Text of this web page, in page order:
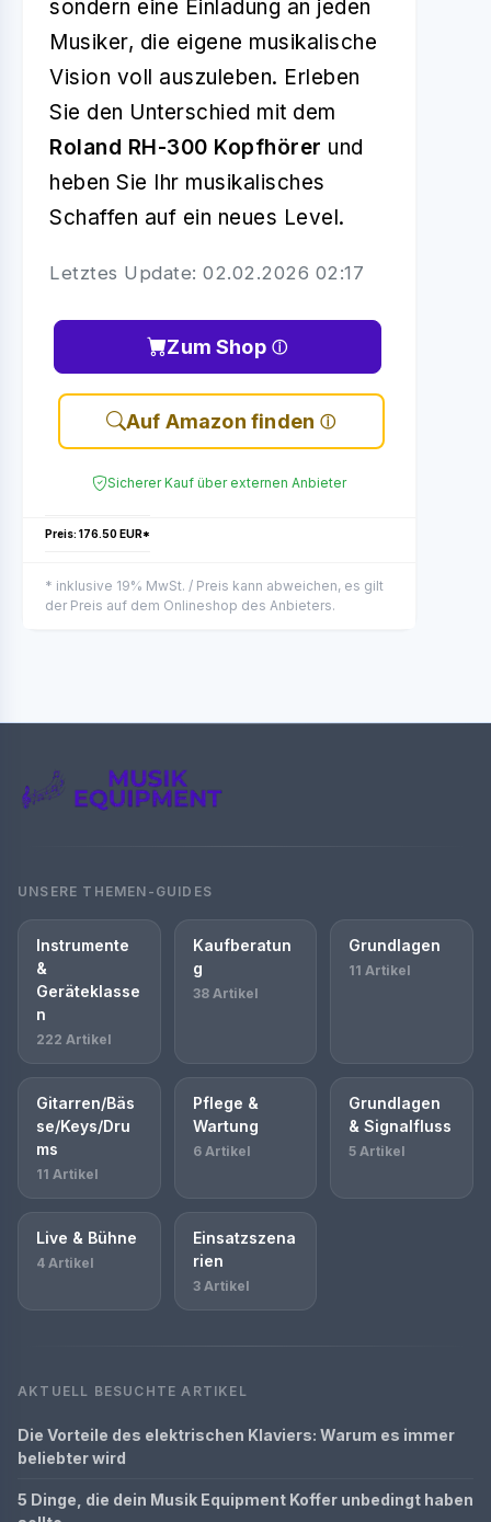
sondern eine Einladung an jeden
Musiker, die eigene musikalische
Vision voll auszuleben. Erleben
Sie den Unterschied mit dem
Roland RH-300 Kopfhörer und
heben Sie Ihr musikalisches
Schaffen auf ein neues Level.
Letztes Update: 02.02.2026 02:17
Zum Shop
Auf Amazon finden
Sicherer Kauf über externen Anbieter
Preis: 176.50 EUR*
* inklusive 19% MwSt. / Preis kann abweichen, es gilt
der Preis auf dem Onlineshop des Anbieters.
UNSERE THEMEN-GUIDES
Instrumente
&
Geräteklasse
n
222 Artikel
Kaufberatun
g
38 Artikel
Grundlagen
11 Artikel
Gitarren/Bäs
se/Keys/Dru
ms
11 Artikel
Pflege &
Wartung
6 Artikel
Grundlagen
& Signalfluss
5 Artikel
Live & Bühne
4 Artikel
Einsatzszena
rien
3 Artikel
AKTUELL BESUCHTE ARTIKEL
Die Vorteile des elektrischen Klaviers: Warum es immer
beliebter wird
5 Dinge, die dein Musik Equipment Koffer unbedingt haben